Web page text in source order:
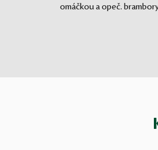
omáčkou a opeč.